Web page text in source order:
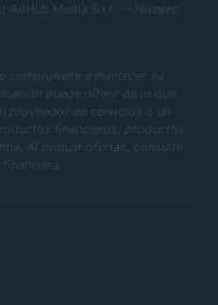
AdHub Media S.r.l. — Número
compromete a mantener su
puede diferir de lo que
proveedor de servicios o un
financieros, productos
Al evaluar ofertas, consulte